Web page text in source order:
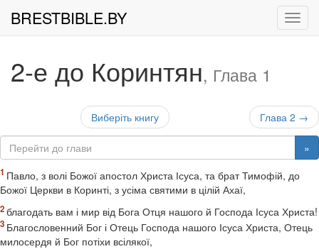
Рух
BRESTBIBLE.BY
2-е до Коринтян, Глава 1
Виберіть книгу Глава 2 →
»
Павло, з волі Божої апостол Христа Ісуса, та брат Тимофій, до
Божої Церкви в Коринті, з усіма святими в цілій Ахаї,
благодать вам і мир від Бога Отця нашого й Господа Ісуса Христа!
Благословенний Бог і Отець Господа нашого Ісуса Христа, Отець
милосердя й Бог потіхи всілякої,